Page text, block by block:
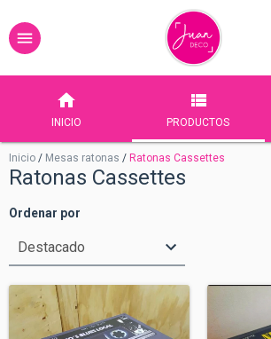
INICIO PRODUCTOS
Inicio / Mesas ratonas / Ratonas Cassettes
Ratonas Cassettes
Ordenar por